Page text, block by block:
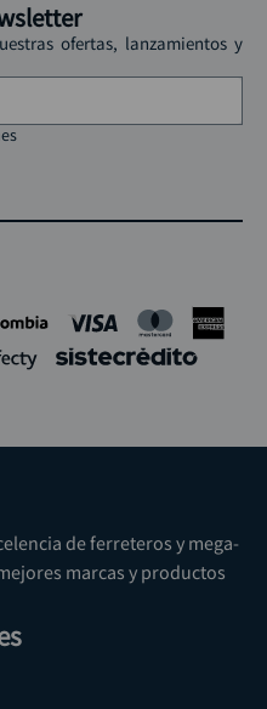
ofertas, lanzamientos y
de ferreteros y mega-
marcas y productos